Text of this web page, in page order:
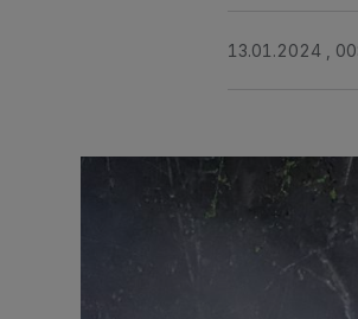
13.01.2024 ,